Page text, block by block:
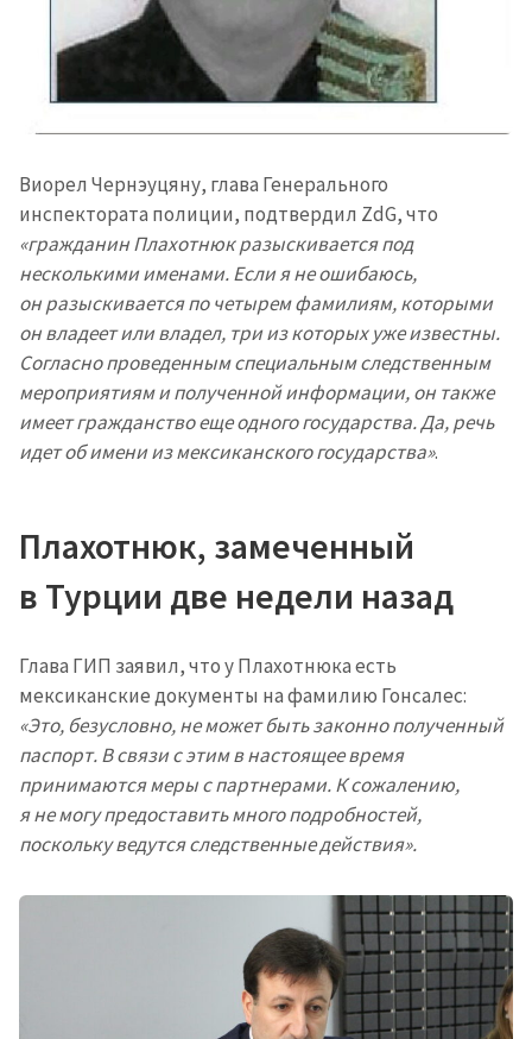
О ZDG
in English
Виорел Чернэуцяну, глава Генерального
инспектората полиции, подтвердил ZdG, что
«гражданин Плахотнюк разыскивается под
несколькими именами. Если я не ошибаюсь,
он разыскивается по четырем фамилиям, которыми
он владеет или владел, три из которых уже известны.
Согласно проведенным специальным следственным
мероприятиям и полученной информации, он также
имеет гражданство еще одного государства. Да, речь
идет об имени из мексиканского государства».
Плахотнюк, замеченный
в Турции две недели назад
Глава ГИП заявил, что у Плахотнюка есть
мексиканские документы на фамилию Гонсалес:
«Это, безусловно, не может быть законно полученный
паспорт. В связи с этим в настоящее время
принимаются меры с партнерами. К сожалению,
я не могу предоставить много подробностей,
поскольку ведутся следственные действия».